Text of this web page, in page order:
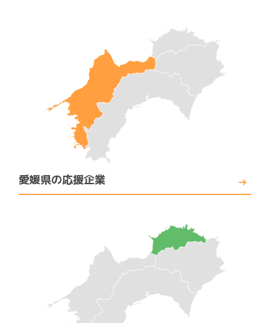
愛媛県の応援企業